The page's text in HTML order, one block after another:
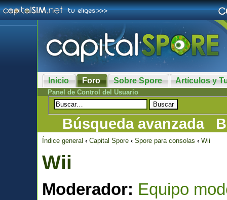
Inicio Foro Sobre Spore Artículos y
Panel de Control del Usuario
Búsqueda avanzada
Índice general ‹ Capital Spore ‹ Spore para consolas ‹ Wii
Wii
Moderador: Equipo